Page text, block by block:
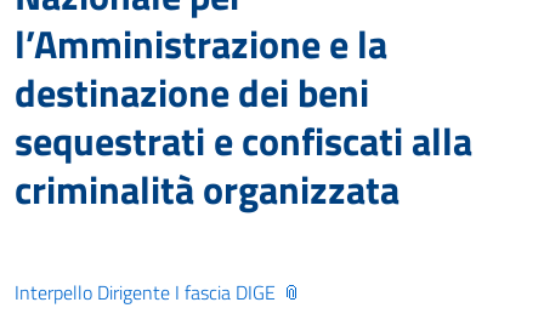
l’Amministrazione e la
destinazione dei beni
sequestrati e confiscati alla
criminalità organizzata
Interpello Dirigente I fascia DIGE